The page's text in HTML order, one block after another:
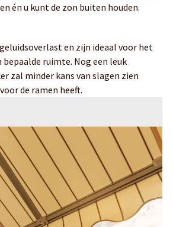
én u kunt de zon buiten houden.
en zijn ideaal voor het
bepaalde ruimte. Nog een leuk
zal minder kans van slagen zien
de ramen heeft.